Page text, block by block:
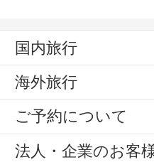
国内旅行
海外旅行
ご予約について
法人・企業のお客